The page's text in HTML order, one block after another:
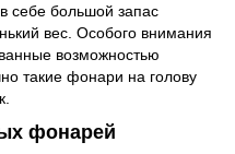
себе большой запас
вес. Особого внимания
возможностью
такие фонари на голову
фонарей